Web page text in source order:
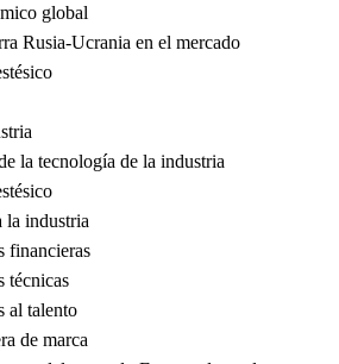
global
Rusia-Ucrania en el mercado
la tecnología de la industria
la industria
financieras
técnicas
al talento
de marca